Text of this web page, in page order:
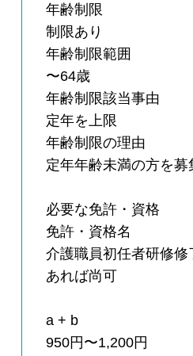
年齢制限
制限あり
年齢制限範囲
〜64歳
年齢制限該当事由
定年を上限
年齢制限の理由
定年年齢未満の方を募
必要な免許・資格
免許・資格名
介護職員初任者研修修
あれば尚可
a + b
950円〜1,200円